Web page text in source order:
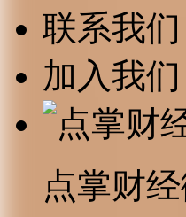
联系我们
加入我们
点掌财